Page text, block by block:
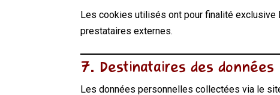
Les cookies utilisés ont pour finalité exclusive
prestataires externes.
7. Destinataires des données
Les données personnelles collectées via le